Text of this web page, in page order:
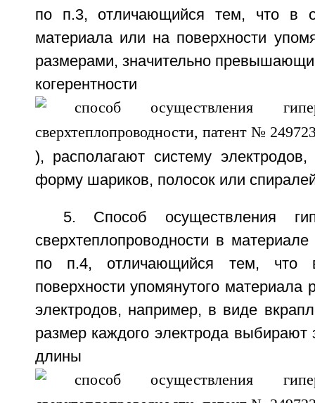
по п.3, отличающийся тем, что в
материала или на поверхности
размерами, значительно
), располагают систему
форму шариков, полосок или
5. Способ осуществления
сверхтеплопроводности в
по п.4, отличающийся тем,
поверхности упомянутого материала
электродов, например, в виде
размер каждого электрода выбирают
длины